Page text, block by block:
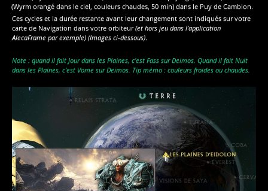
(Wyrm orangé dans le ciel, couleurs chaudes, 50 min) dans le Puy de Cambion.
Ces cycles et la durée restante avant leur changement sont indiqués sur votre
carte de Navigation dans votre orbiteur(et hors jeu dans l’application
AlecaFrame par exemple) (Images ci-dessous).
Note : quand il fait Jour dans les Plaines, c’est Fass sur Deimos. Quand il fait Nuit
dans les Plaines, c’est Vome sur Deimos. Tip mémo : couleurs froides ou chaudes.